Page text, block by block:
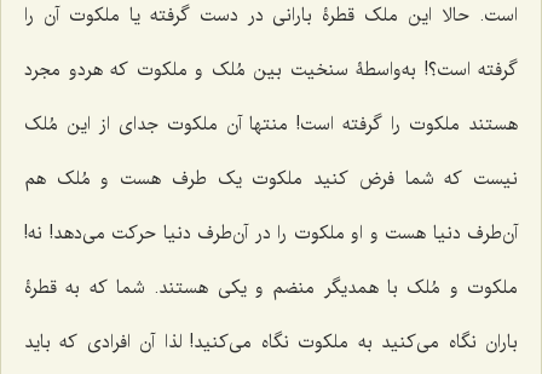
است. حالا این ملک قطرۀ بارانی در دست گرفته یا ملکوت آن را
گرفته است؟! به‌واسطۀ سنخیت بین مُلک و ملکوت که هردو مجرد
هستند ملکوت را گرفته است! منتها آن ملکوت جدای از این مُلک
نیست که شما فرض کنید ملکوت یک طرف هست و مُلک هم
آن‌طرف دنیا هست و او ملکوت را در آن‌طرف دنیا حرکت می‌دهد! نه!
ملکوت و مُلک با همدیگر منضم و یکی هستند. شما که به قطرۀ
باران نگاه می‌کنید به ملکوت نگاه می‌کنید! لذا آن افرادی که باید